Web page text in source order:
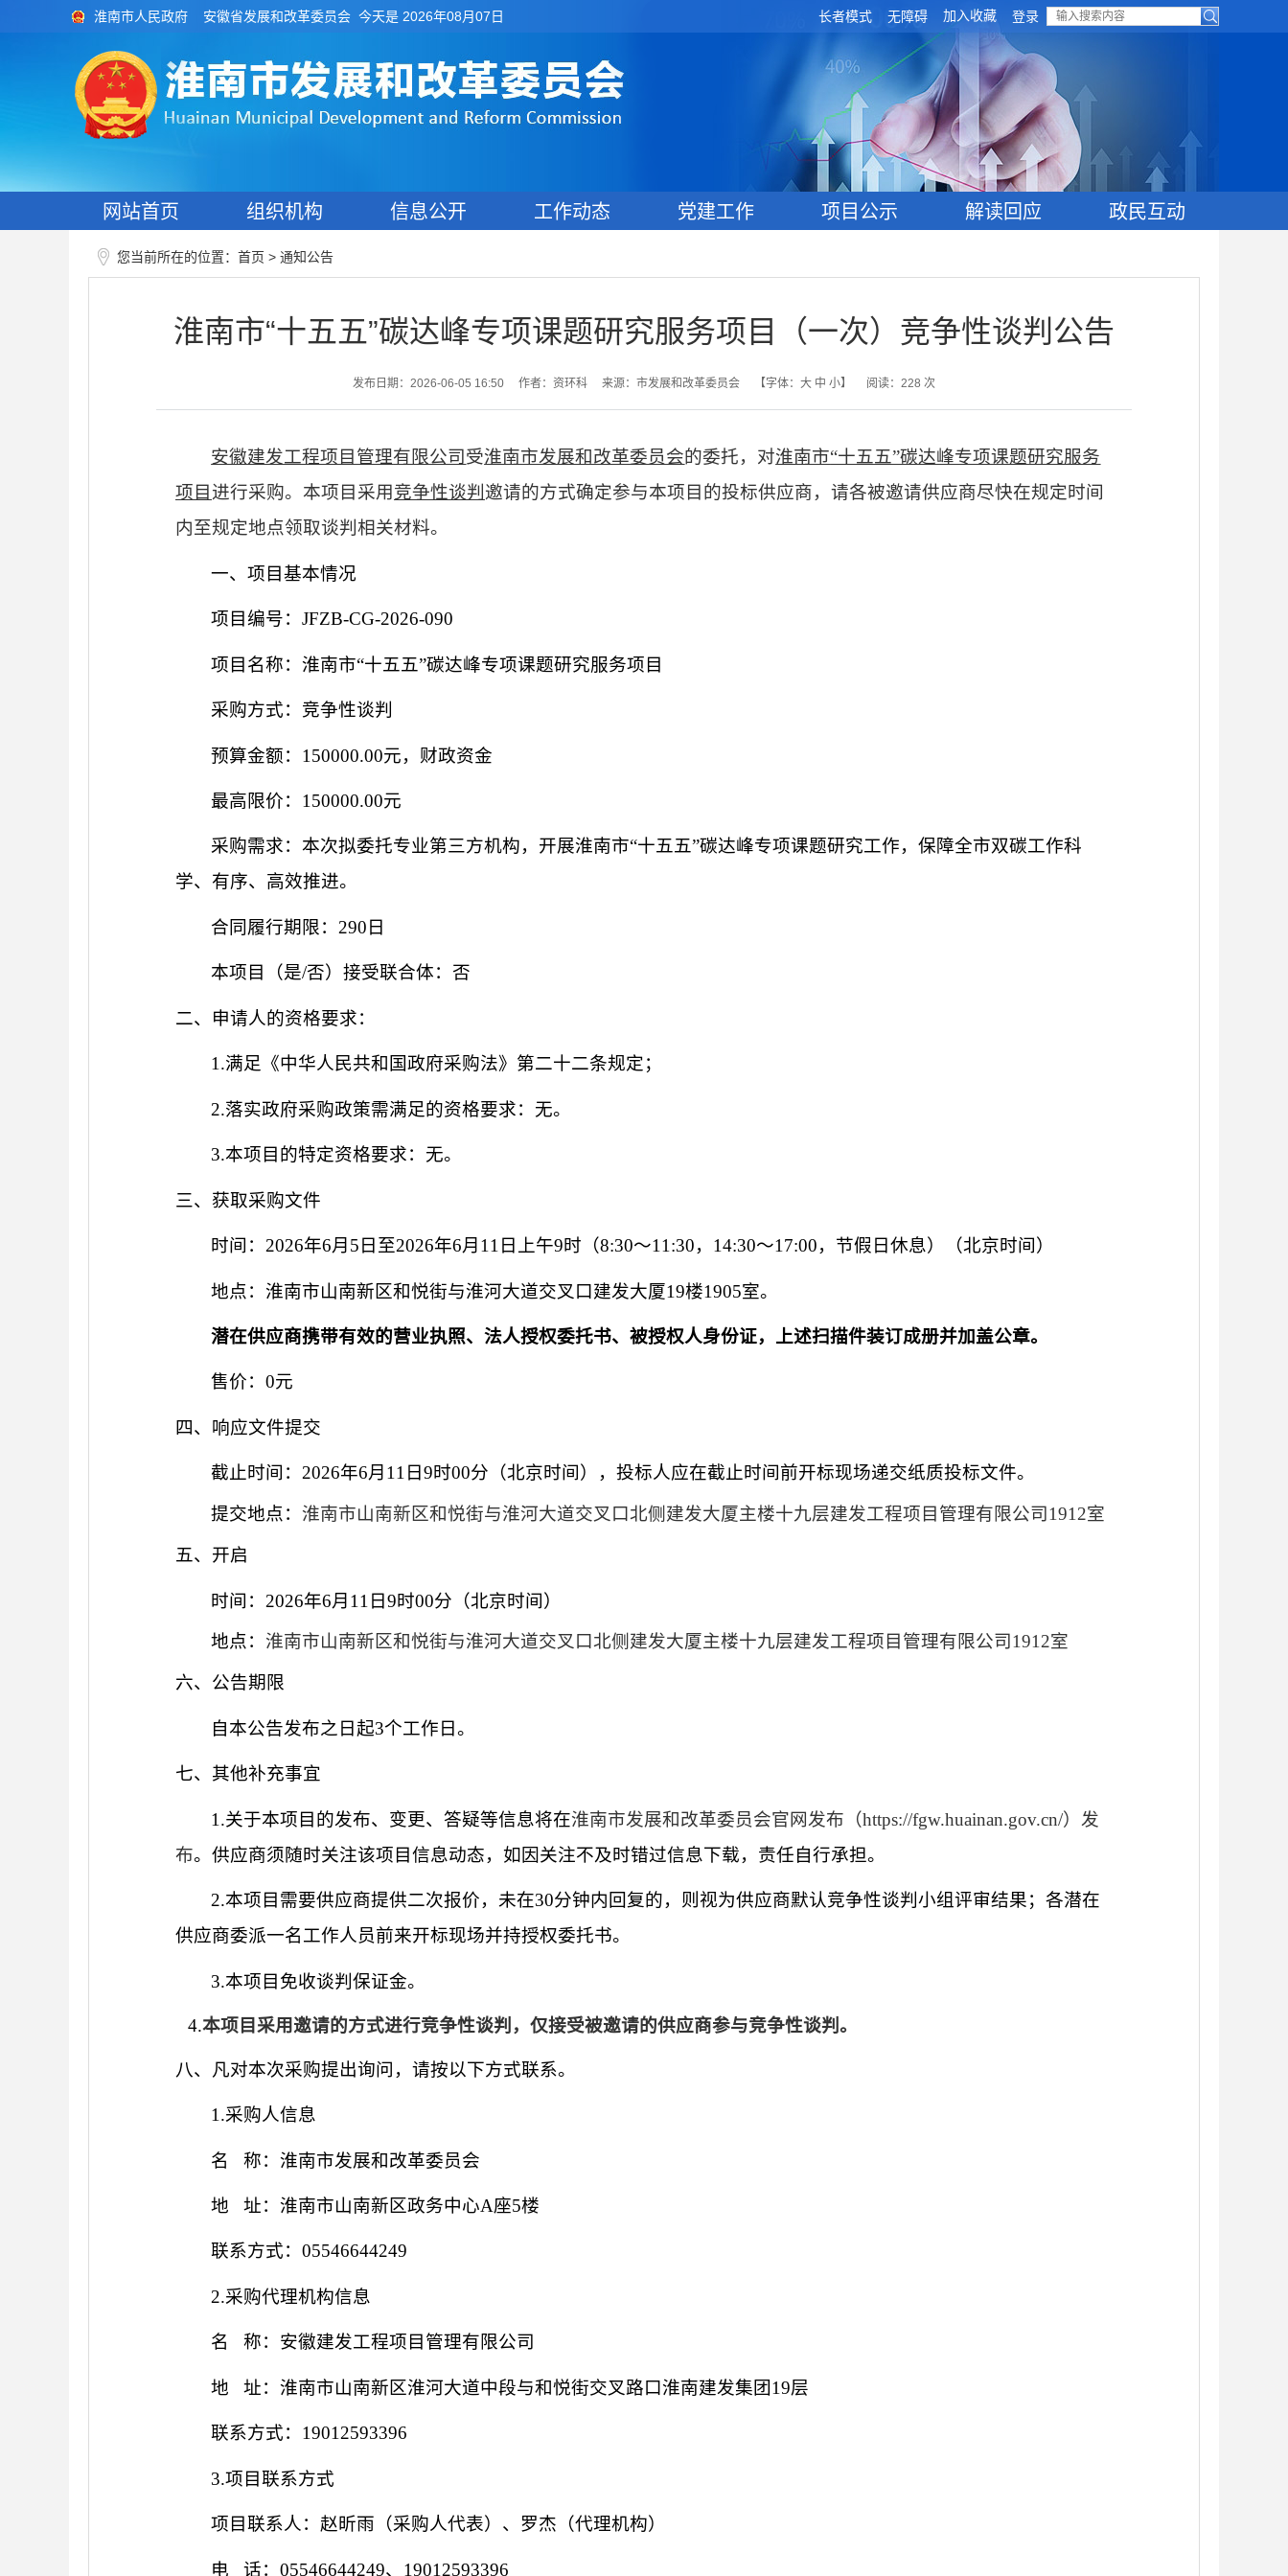
淮南市人民政府 安徽省发展和改革委员会 今天是 2026年08月07日 长者模式 无障碍 加入收藏 登录
网站首页 组织机构 信息公开 工作动态 党建工作 项目公示 解读回应 政民互动
您当前所在的位置： 首页 > 通知公告
淮南市“十五五”碳达峰专项课题研究服务项目（一次）竞争性谈判公告
发布日期：2026-06-05 16:50 作者：资环科 来源：市发展和改革委员会 【字体： 大 中 小】 阅读： 228 次
安徽建发工程项目管理有限公司受淮南市发展和改革委员会的委托，对淮南市“十五五”碳达峰专项课题研究服务
项目 进行采购。本项目采用竞争性谈判 邀请的方式确定参与本项目的投标供应商，请各被邀请供应商尽快在规定时间
内至规定地点领取谈判相关材料。
一、项目基本情况
项目编号：JFZB-CG-2026-090
项目名称：淮南市“十五五”碳达峰专项课题研究服务项目
采购方式：竞争性谈判
预算金额： 150000.00元，财政资金
最高限价： 150000.00元
采购需求：本次拟委托专业第三方机构，开展淮南市“十五五”碳达峰专项课题研究工作，保障全市双碳工作科
学、有序、高效推进。
合同履行期限： 290日
本项目（是/否）接受联合体：否
二、申请人的资格要求：
1.满足《中华人民共和国政府采购法》第二十二条规定；
2.落实政府采购政策需满足的资格要求：无。
3.本项目的特定资格要求： 无。
三、获取采购文件
时间： 2026年6月5日至2026年6月11日上午9时（8:30～11:30，14:30～17:00，节假日休息） （北京时间）
地点：淮南市山南新区和悦街与淮河大道交叉口建发大厦19楼1905室。
潜在供应商携带有效的营业执照、法人授权委托书、被授权人身份证，上述扫描件装订成册并加盖公章。
售价：0元
四、响应文件提交
截止时间：2026年6月11日9时00分（北京时间），投标人应在截止时间前开标现场递交纸质投标文件。
提交地点： 淮南市山南新区和悦街与淮河大道交叉口北侧建发大厦主楼十九层建发工程项目管理有限公司1912室
五、开启
时间： 2026年6月11日9时00分（北京时间）
地点： 淮南市山南新区和悦街与淮河大道交叉口北侧建发大厦主楼十九层建发工程项目管理有限公司1912室
六、公告期限
自本公告发布之日起3个工作日。
七、其他补充事宜
1.关于本项目的发布、变更、答疑等信息将在淮南市发展和改革委员会官网发布（https://fgw.huainan.gov.cn/）发
布。供应商须随时关注该项目信息动态，如因关注不及时错过信息下载，责任自行承担。
2.本项目需要供应商提供二次报价，未在30分钟内回复的，则视为供应商默认竞争性谈判小组评审结果；各潜在
供应商委派一名工作人员前来开标现场并持授权委托书。
3.本项目免收谈判保证金。
4.本项目采用邀请的方式进行竞争性谈判，仅接受被邀请的供应商参与竞争性谈判。
八、凡对本次采购提出询问，请按以下方式联系。
1.采购人信息
名 称：淮南市发展和改革委员会
地 址：淮南市山南新区政务中心A座5楼
联系方式：05546644249
2.采购代理机构信息
名 称：安徽建发工程项目管理有限公司
地 址：淮南市山南新区淮河大道中段与和悦街交叉路口淮南建发集团19层
联系方式： 19012593396
3.项目联系方式
项目联系人： 赵昕雨 （采购人代表）、罗杰（代理机构）
电 话：05546644249、 19012593396